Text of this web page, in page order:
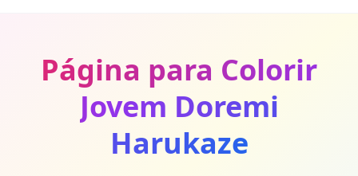
Página para Colorir
Jovem Doremi
Harukaze